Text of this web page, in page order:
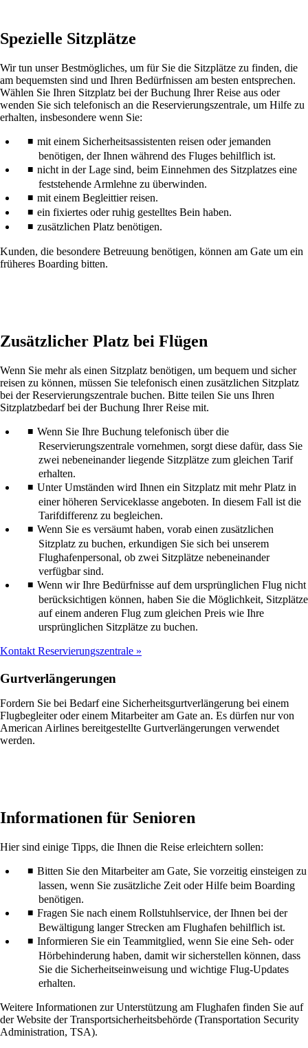
Spezielle Sitzplätze
Wir tun unser Bestmögliches, um für Sie die Sitzplätze zu finden, die
am bequemsten sind und Ihren Bedürfnissen am besten entsprechen.
Wählen Sie Ihren Sitzplatz bei der Buchung Ihrer Reise aus oder
wenden Sie sich telefonisch an die Reservierungszentrale, um Hilfe zu
erhalten, insbesondere wenn Sie:
mit einem Sicherheitsassistenten reisen oder jemanden
benötigen, der Ihnen während des Fluges behilflich ist.
nicht in der Lage sind, beim Einnehmen des Sitzplatzes eine
feststehende Armlehne zu überwinden.
mit einem Begleittier reisen.
ein fixiertes oder ruhig gestelltes Bein haben.
zusätzlichen Platz benötigen.
Kunden, die besondere Betreuung benötigen, können am Gate um ein
früheres Boarding bitten.
Zusätzlicher Platz bei Flügen
Wenn Sie mehr als einen Sitzplatz benötigen, um bequem und sicher
reisen zu können, müssen Sie telefonisch einen zusätzlichen Sitzplatz
bei der Reservierungszentrale buchen. Bitte teilen Sie uns Ihren
Sitzplatzbedarf bei der Buchung Ihrer Reise mit.
Wenn Sie Ihre Buchung telefonisch über die
Reservierungszentrale vornehmen, sorgt diese dafür, dass Sie
zwei nebeneinander liegende Sitzplätze zum gleichen Tarif
erhalten.
Unter Umständen wird Ihnen ein Sitzplatz mit mehr Platz in
einer höheren Serviceklasse angeboten. In diesem Fall ist die
Tarifdifferenz zu begleichen.
Wenn Sie es versäumt haben, vorab einen zusätzlichen
Sitzplatz zu buchen, erkundigen Sie sich bei unserem
Flughafenpersonal, ob zwei Sitzplätze nebeneinander
verfügbar sind.
Wenn wir Ihre Bedürfnisse auf dem ursprünglichen Flug nicht
berücksichtigen können, haben Sie die Möglichkeit, Sitzplätze
auf einem anderen Flug zum gleichen Preis wie Ihre
ursprünglichen Sitzplätze zu buchen.
Kontakt Reservierungszentrale
Gurtverlängerungen
Fordern Sie bei Bedarf eine Sicherheitsgurtverlängerung bei einem
Flugbegleiter oder einem Mitarbeiter am Gate an. Es dürfen nur von
American Airlines bereitgestellte Gurtverlängerungen verwendet
werden.
Informationen für Senioren
Hier sind einige Tipps, die Ihnen die Reise erleichtern sollen:
Bitten Sie den Mitarbeiter am Gate, Sie vorzeitig einsteigen zu
lassen, wenn Sie zusätzliche Zeit oder Hilfe beim Boarding
benötigen.
Fragen Sie nach einem Rollstuhlservice, der Ihnen bei der
Bewältigung langer Strecken am Flughafen behilflich ist.
Informieren Sie ein Teammitglied, wenn Sie eine Seh- oder
Hörbehinderung haben, damit wir sicherstellen können, dass
Sie die Sicherheitseinweisung und wichtige Flug-Updates
erhalten.
Weitere Informationen zur Unterstützung am Flughafen finden Sie auf
der Website der Transportsicherheitsbehörde (Transportation Security
Administration, TSA).